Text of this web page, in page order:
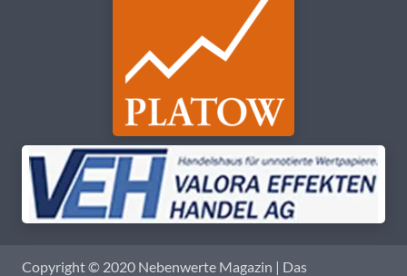
Copyright © 2020 Nebenwerte Magazin | Das